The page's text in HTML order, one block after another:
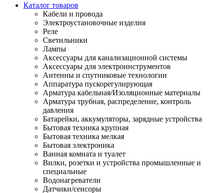
Каталог товаров
Кабели и провода
Электроустановочные изделия
Реле
Светильники
Лампы
Аксессуары для канализационной системы
Аксессуары для электроинструментов
Антенны и спутниковые технологии
Аппаратура пускорегулирующая
Арматура кабельная/Изоляционные материалы
Арматура трубная, распределение, контроль
давления
Батарейки, аккумуляторы, зарядные устройства
Бытовая техника крупная
Бытовая техника мелкая
Бытовая электроника
Ванная комната и туалет
Вилки, розетки и устройства промышленные и
специальные
Водонагреватели
Датчики/сенсоры